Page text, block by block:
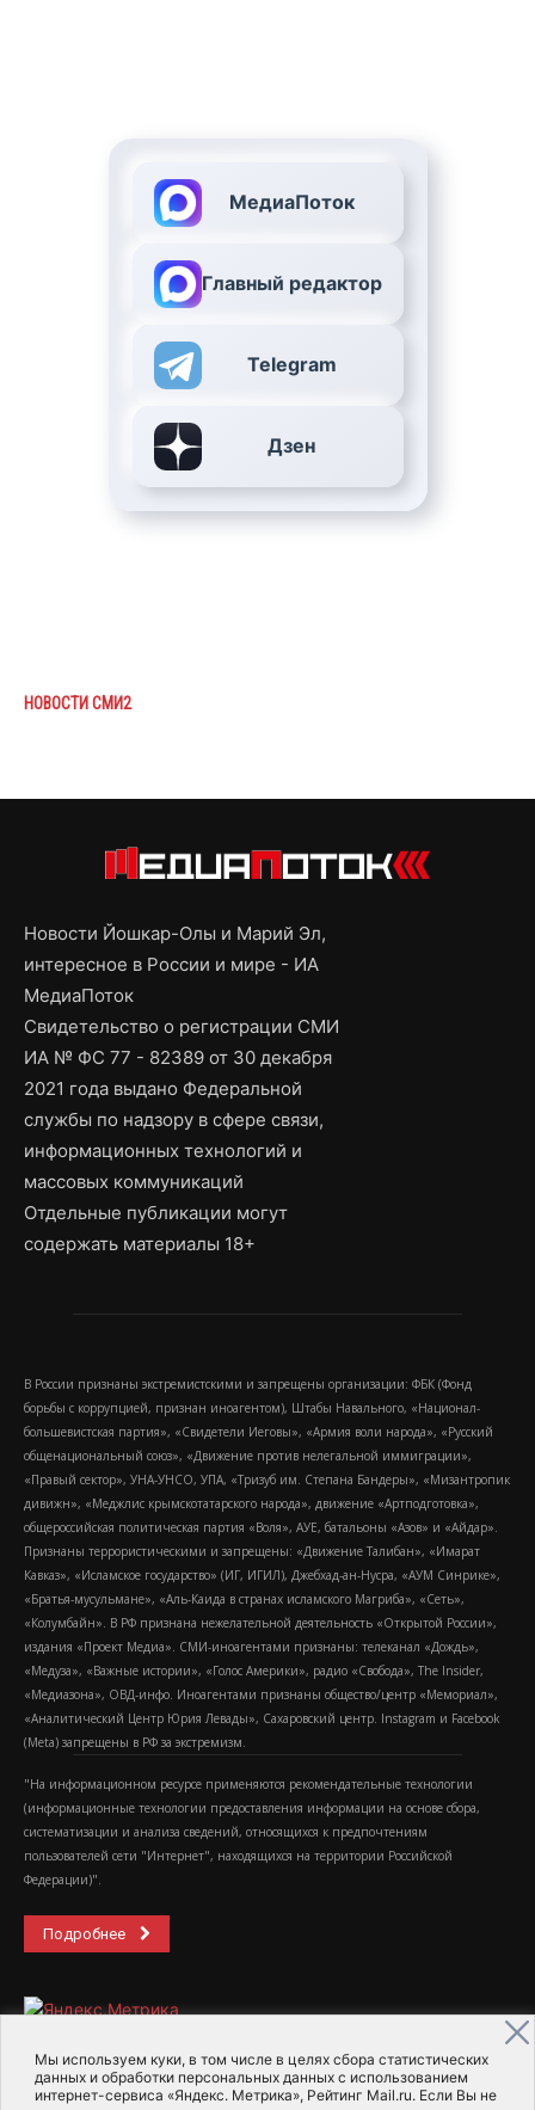
Мы используем куки, в том числе в целях сбора статистических
данных и обработки персональных данных с использованием
интернет-сервиса «Яндекс. Метрика», Рейтинг Mail.ru. Если Вы не
МедиаПоток
Главный редактор
Telegram
Дзен
НОВОСТИ СМИ2
Новости Йошкар-Олы и Марий Эл,
интересное в России и мире - ИА
МедиаПоток
Свидетельство о регистрации СМИ
ИА № ФС 77 - 82389 от 30 декабря
2021 года выдано Федеральной
службы по надзору в сфере связи,
информационных технологий и
массовых коммуникаций
Отдельные публикации могут
содержать материалы 18+
В России признаны экстремистскими и запрещены организации: ФБК (Фонд
борьбы с коррупцией, признан иноагентом), Штабы Навального, «Национал-
большевистская партия», «Свидетели Иеговы», «Армия воли народа», «Русский
общенациональный союз», «Движение против нелегальной иммиграции»,
«Правый сектор», УНА-УНСО, УПА, «Тризуб им. Степана Бандеры», «Мизантропик
дивижн», «Меджлис крымскотатарского народа», движение «Артподготовка»,
общероссийская политическая партия «Воля», АУЕ, батальоны «Азов» и «Айдар».
Признаны террористическими и запрещены: «Движение Талибан», «Имарат
Кавказ», «Исламское государство» (ИГ, ИГИЛ), Джебхад-ан-Нусра, «АУМ Синрике»,
«Братья-мусульмане», «Аль-Каида в странах исламского Магриба», «Сеть»,
«Колумбайн». В РФ признана нежелательной деятельность «Открытой России»,
издания «Проект Медиа». СМИ-иноагентами признаны: телеканал «Дождь»,
«Медуза», «Важные истории», «Голос Америки», радио «Свобода», The Insider,
«Медиазона», ОВД-инфо. Иноагентами признаны общество/центр «Мемориал»,
«Аналитический Центр Юрия Левады», Сахаровский центр. Instagram и Facebook
(Metа) запрещены в РФ за экстремизм.
"На информационном ресурсе применяются рекомендательные технологии
(информационные технологии предоставления информации на основе сбора,
систематизации и анализа сведений, относящихся к предпочтениям
пользователей сети "Интернет", находящихся на территории Российской
Федерации)".
Подробнее